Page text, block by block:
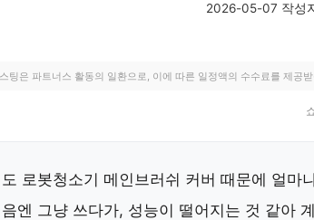
2026-05-07 작성
팅은 파트너스 활동의 일환으로, 이에 따른 일정액의 수수료를 제공
로봇청소기 메인브러쉬 커버 때문에 얼마
엔 그냥 쓰다가, 성능이 떨어지는 것 같아